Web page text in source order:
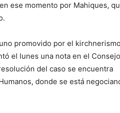
ese momento por Mahiques,
promovido por el
el lunes una nota en el
del caso se encuentra
donde se está